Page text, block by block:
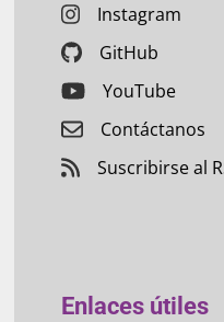
Instagram
GitHub
YouTube
Contáctanos
Suscribirse al
Enlaces útiles